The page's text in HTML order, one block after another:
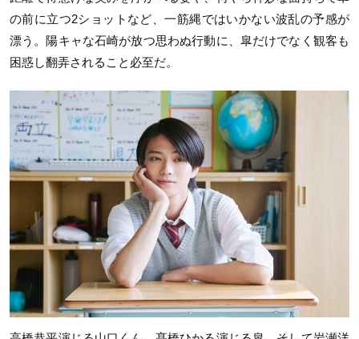
の前に立つ2ショットなど、一筋縄ではいかない波乱の予感が
漂う。陽キャな石崎が放つ思わぬ行動に、皐だけでなく観客も
困惑し翻弄されること必至だ。